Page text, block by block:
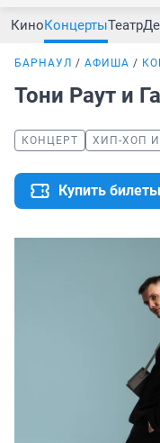
КиноКонцертыТеатр
БАРНАУЛ АФИША
Тони Раут и
КОНЦЕРТ ХИП-ХОП
Купить билеты